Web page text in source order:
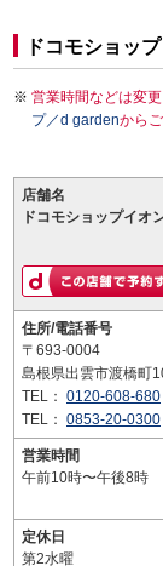
ドコモショップ
営業時間などは変
プ／d gardenから
店舗名
ドコモショップイオ
住所/電話番号
〒693-0004
島根県出雲市渡橋町
TEL： 0120-608-680
TEL： 0853-20-0300
営業時間
午前10時〜午後8時
定休日
第2水曜